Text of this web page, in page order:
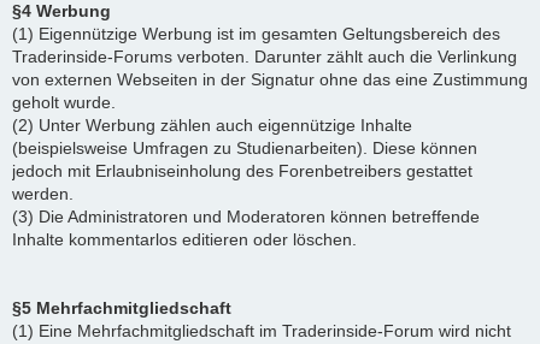
§4 Werbung
(1) Eigennützige Werbung ist im gesamten Geltungsbereich des
Traderinside-Forums verboten. Darunter zählt auch die Verlinkung
von externen Webseiten in der Signatur ohne das eine Zustimmung
geholt wurde.
(2) Unter Werbung zählen auch eigennützige Inhalte
(beispielsweise Umfragen zu Studienarbeiten). Diese können
jedoch mit Erlaubniseinholung des Forenbetreibers gestattet
werden.
(3) Die Administratoren und Moderatoren können betreffende
Inhalte kommentarlos editieren oder löschen.
§5 Mehrfachmitgliedschaft
(1) Eine Mehrfachmitgliedschaft im Traderinside-Forum wird nicht